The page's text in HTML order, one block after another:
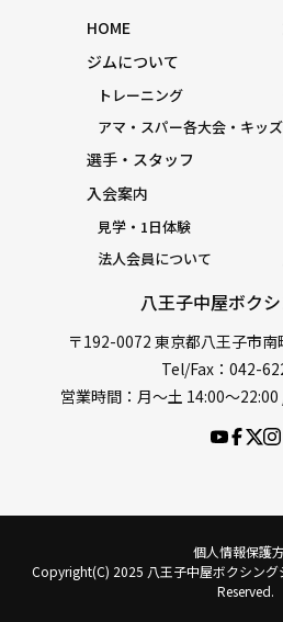
八王子中屋ボク
〒192-0072 東京都八王子市
Tel/Fax：042-
営業時間：月〜土 14:00〜
HOME
ジムについて
トレーニング
アマ・スパー各大会・キッズ
選手・スタッフ
入会案内
見学・1日体験
法人会員について
個人情報保護
Copyright(C) 2025 八王子中屋ボクシン
Reserved.